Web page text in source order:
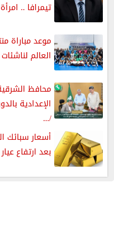
تيمرافا ..
موعد مباراة
العالم
محافظ
/...
أسعار سبائك
بعد ارتفاع عيار 24